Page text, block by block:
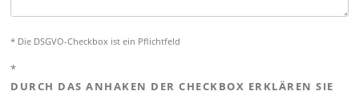
* Die DSGVO-Checkbox ist ein Pflichtfeld
*
DURCH DAS ANHAKEN DER CHECKBOX ERKLÄREN SIE